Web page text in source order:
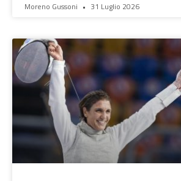
Moreno Gussoni 31 Luglio 2026